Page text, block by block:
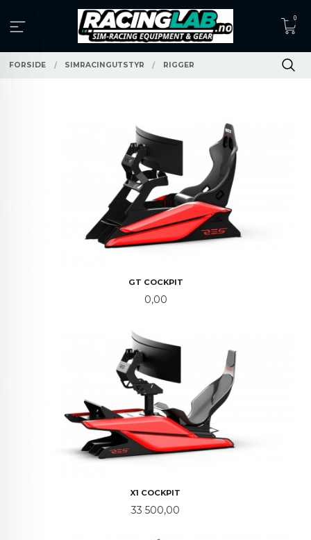
innholdet
0
FORSIDE SIMRACINGUTSTYR RIGGER
GT COCKPIT
Pris
0,00
X1 COCKPIT
Pris
33 500,00